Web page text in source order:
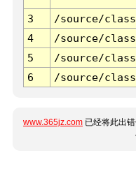
3 /source/
4
/source/
5
/source/
6
/source/
www.365jz.com 已经将此出